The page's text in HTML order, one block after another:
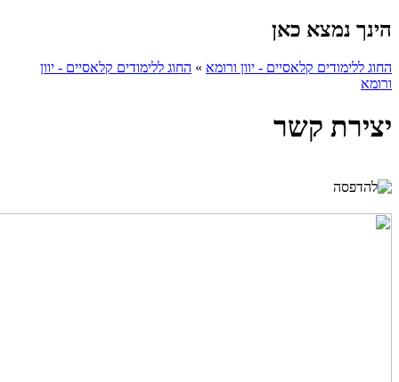
הינך נמצא כאן
החוג ללימודים קלאסיים - יוון ורומא » החוג ללימודים קלאסיים - יוון
ורומא
יצירת קשר